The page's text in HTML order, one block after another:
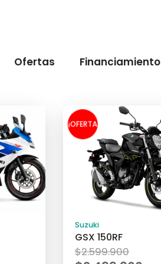
Ofertas Financiamiento
¡OFERTA
Suzuki
GSX 150RF
$2.599.900El